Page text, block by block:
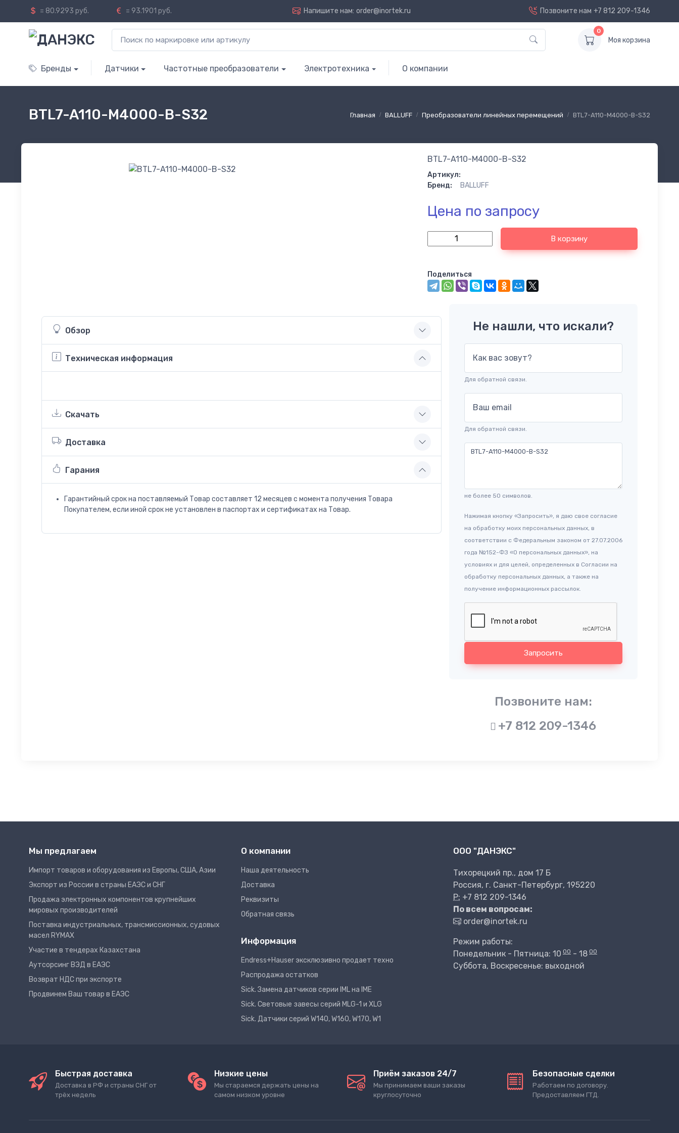
= 80.9293 руб. = 93.1901 руб. Напишите нам: order@inortek.ru Позвоните нам +7 812 209-1346
0
Моя корзина
Бренды Датчики Частотные преобразователи Электротехника О компании
Главная BALLUFF Преобразователи линейных перемещений BTL7-A110-M4000-B-S32
BTL7-A110-M4000-B-S32
BTL7-A110-M4000-B-S32
Артикул:
Бренд:
BALLUFF
Цена по запросу
В корзину
Поделиться
Обзор
Техническая информация
Скачать
Доставка
Гарания
Гарантийный срок на поставляемый Товар составляет 12 месяцев с момента получения Товара
Покупателем, если иной срок не установлен в паспортах и сертификатах на Товар.
Не нашли, что искали?
Как вас зовут?
Для обратной связи.
Ваш email
Для обратной связи.
не более 50 символов.
Нажимая кнопку «Запросить», я даю свое согласие
на обработку моих персональных данных, в
соответствии с Федеральным законом от 27.07.2006
года №152-ФЗ «О персональных данных», на
условиях и для целей, определенных в Согласии на
обработку персональных данных, а также на
получение информационных рассылок.
Запросить
Позвоните нам:
+7 812 209-1346
Мы предлагаем
Импорт товаров и оборудования из Европы, США, Азии
Экспорт из России в страны ЕАЭС и СНГ
Продажа электронных компонентов крупнейших
мировых производителей
Поставка индустриальных, трансмиссионных, судовых
масел RYMAX
Участие в тендерах Казахстана
Аутсорсинг ВЭД в ЕАЭС
Возврат НДС при экспорте
Продвинем Ваш товар в ЕАЭС
О компании
Наша деятельность
Доставка
Реквизиты
Обратная связь
Информация
Endress+Hauser эксклюзивно продает техно
Распродажа остатков
Sick. Замена датчиков серии IML на IME
Sick. Световые завесы серий MLG-1 и XLG
Sick. Датчики серий W140, W160, W170, W1
ООО "ДАНЭКС"
Тихорецкий пр., дом 17 Б
Россия, г. Санкт-Петербург, 195220
P: +7 812 209-1346
По всем вопросам:
order@inortek.ru
Режим работы:
Понедельник - Пятница: 10 00 - 18 00
Суббота, Воскресенье: выходной
Быстрая доставка
Доставка в РФ и страны СНГ от
трёх недель
Низкие цены
Мы стараемся держать цены на
самом низком уровне
Приём заказов 24/7
Мы принимаем ваши заказы
круглосуточно
Безопасные сделки
Работаем по договору.
Предоставляем ГТД.